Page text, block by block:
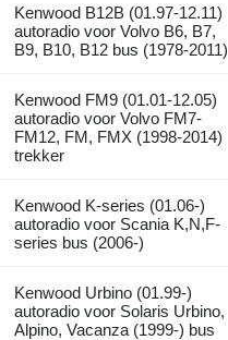
Kenwood B12B (01.97-12.11)
autoradio voor Volvo B6, B7,
B9, B10, B12 bus (1978-2011)
Kenwood FM9 (01.01-12.05)
autoradio voor Volvo FM7-
FM12, FM, FMX (1998-2014)
trekker
Kenwood K-series (01.06-)
autoradio voor Scania K,N,F-
series bus (2006-)
Kenwood Urbino (01.99-)
autoradio voor Solaris Urbino,
Alpino, Vacanza (1999-) bus